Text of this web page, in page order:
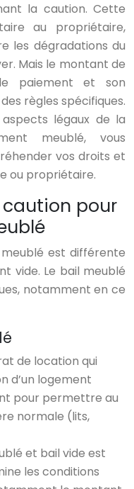
la caution. Cette
au propriétaire,
les dégradations du
Mais le montant de
paiement et son
règles spécifiques.
légaux de la
meublé, vous
vos droits et
ou propriétaire.
caution pour
est différente
vide. Le bail meublé
notamment en ce
de location qui
d’un logement
pour permettre au
normale (lits,
et bail vide est
les conditions